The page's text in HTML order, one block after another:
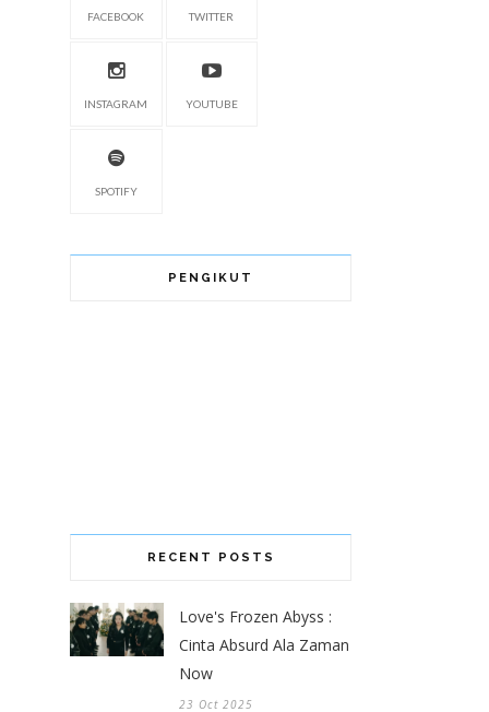
FACEBOOK TWITTER
INSTAGRAM YOUTUBE
SPOTIFY
PENGIKUT
RECENT POSTS
Love's Frozen Abyss :
Cinta Absurd Ala Zaman
Now
23 Oct 2025